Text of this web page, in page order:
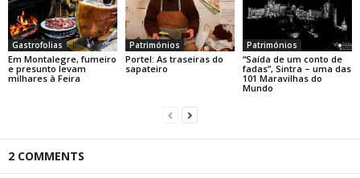
Gastrofolias
Em Montalegre, fumeiro
e presunto levam
milhares à Feira
Patrimónios
Portel: As traseiras do
sapateiro
Patrimónios
“Saída de um conto de
fadas”, Sintra – uma das
101 Maravilhas do
Mundo
2 COMMENTS